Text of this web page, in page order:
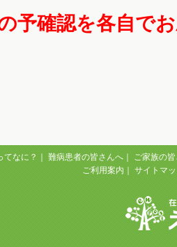
確認を各自で
てなに？｜ 難病患者の皆さんへ｜ ご家族の
ご利用案内｜ サイトマ